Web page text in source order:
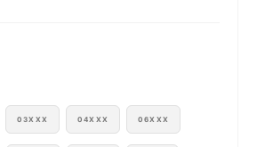
03XXX 04XXX 06XXX